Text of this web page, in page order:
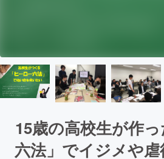
15歳の高校生が作
六法」でイジメや